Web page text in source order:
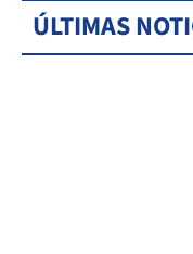
ÚLTIMAS